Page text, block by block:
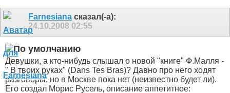
Farnesiana сказал(-а):
24.10.2008 02:55
Девушки, а кто-нибудь слышал о новой "книге" Ф.Малля -
" В твоих руках" (Dans Tes Bras)? Давно про него ходят
разговоры, но в Москве пока нет (неизвестно будет ли).
Его создал Морис Русель, описание аппетитное: